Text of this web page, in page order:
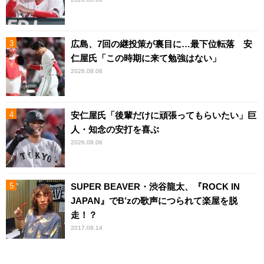
広島、7回の継投策が裏目に…最下位転落 安
仁屋氏「この時期に来て勉強はない」
2026.08.06
安仁屋氏「後輩だけに頑張ってもらいたい」巨
人・知念の安打を喜ぶ
2026.08.06
SUPER BEAVER・渋谷龍太、『ROCK IN
JAPAN』でB’zの歌声につられて楽屋を脱
走！？
2017.08.14